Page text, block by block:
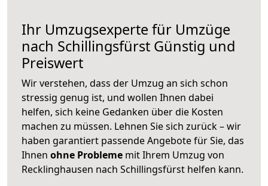
Ihr Umzugsexperte für Umzüge
nach Schillingsfürst Günstig und
Preiswert
Wir verstehen, dass der Umzug an sich schon
stressig genug ist, und wollen Ihnen dabei
helfen, sich keine Gedanken über die Kosten
machen zu müssen. Lehnen Sie sich zurück – wir
haben garantiert passende Angebote für Sie, das
Ihnen ohne Probleme mit Ihrem Umzug von
Recklinghausen nach Schillingsfürst helfen kann.